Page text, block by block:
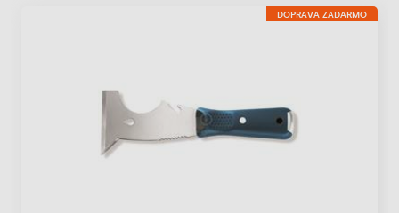
DOPRAVA ZADARMO